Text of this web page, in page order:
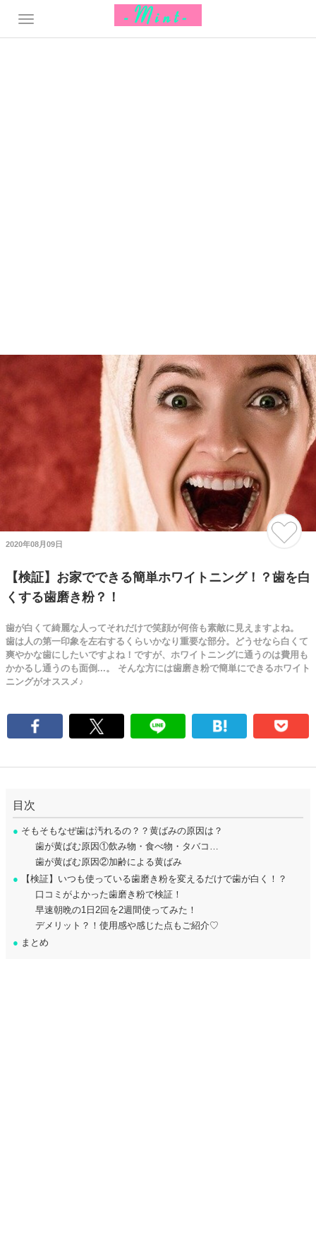
2020年08月09日
【検証】お家でできる簡単ホワイトニング！？歯を白
くする歯磨き粉？！
歯が白くて綺麗な人ってそれだけで笑顔が何倍も素敵に見えますよね。
歯は人の第一印象を左右するくらいかなり重要な部分。どうせなら白くて
爽やかな歯にしたいですよね！ですが、ホワイトニングに通うのは費用も
かかるし通うのも面倒...。 そんな方には歯磨き粉で簡単にできるホワイト
ニングがオススメ♪
目次
● そもそもなぜ歯は汚れるの？？黄ばみの原因は？
歯が黄ばむ原因①飲み物・食べ物・タバコ…
歯が黄ばむ原因②加齢による黄ばみ
● 【検証】いつも使っている歯磨き粉を変えるだけで歯が白く！？
口コミがよかった歯磨き粉で検証！
早速朝晩の1日2回を2週間使ってみた！
デメリット？！使用感や感じた点もご紹介♡
● まとめ